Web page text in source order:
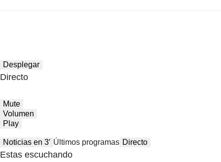
Desplegar
Directo
Mute
Volumen
Play
Noticias en 3′ Últimos programas Directo
Estas escuchando